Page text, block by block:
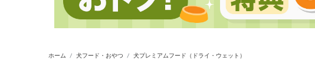
ホーム 犬フード・おやつ 犬プレミアムフード（ドライ・ウェット）